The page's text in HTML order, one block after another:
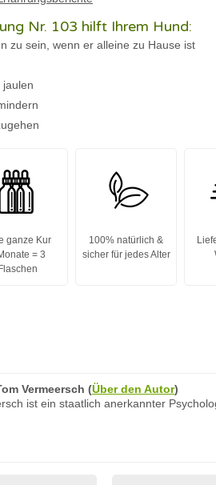
Nr. 103 hilft Ihrem Hund:
zu sein, wenn er alleine zu Hause ist
ganze Kur
= 3
Flaschen
100% natürlich &
sicher für jedes Alter
Vermeersch (Über den Autor)
ist ein staatlich anerkannter